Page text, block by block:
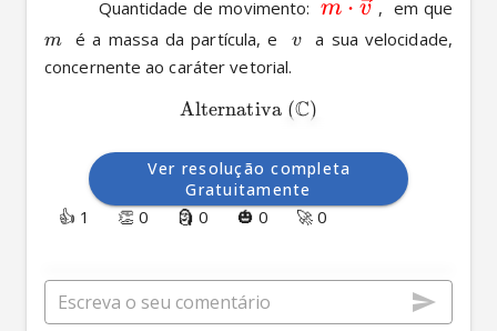
          Quantidade de movimento:
m ⋅ v ,  em que
m
  é a massa da partícula, e
v
  a sua velocidade,
concernente ao caráter vetorial.
Alternativa (C)
Ver resolução completa
Gratuitamente
👍 1 👏 0 🗿 0 🎃 0 🚀 0